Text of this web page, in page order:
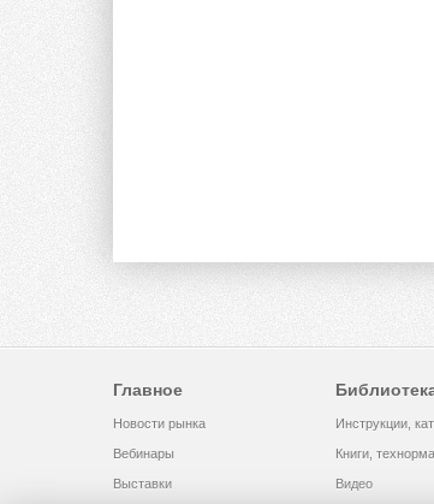
Главное
Новости рынка
Вебинары
Выставки
Инструкции,
Книги,
Видео